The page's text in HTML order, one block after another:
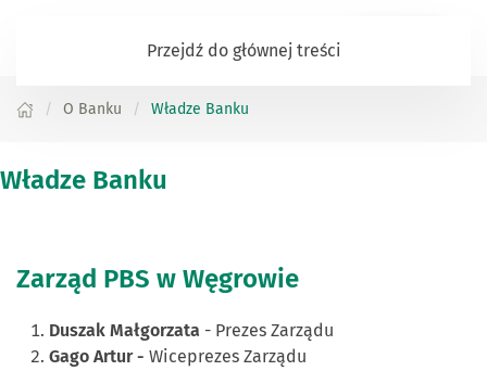
Przejdź do głównej treści
O Banku Władze Banku
Władze Banku
Zarząd PBS w Węgrowie
Duszak Małgorzata - Prezes Zarządu
Gago Artur - Wiceprezes Zarządu